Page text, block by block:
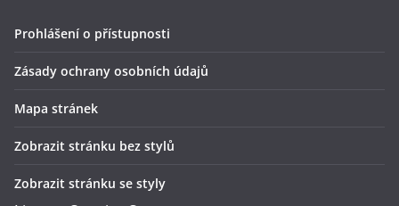
Prohlášení o přístupnosti
Zásady ochrany osobních údajů
Mapa stránek
Zobrazit stránku bez stylů
Zobrazit stránku se styly